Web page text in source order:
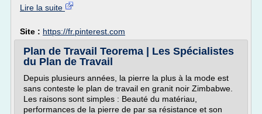
Lire la suite
Site : https://fr.pinterest.com
Plan de Travail Teorema | Les Spécialistes
du Plan de Travail
Depuis plusieurs années, la pierre la plus à la mode est
sans conteste le plan de travail en granit noir Zimbabwe.
Les raisons sont simples : Beauté du matériau,
performances de la pierre de par sa résistance et son